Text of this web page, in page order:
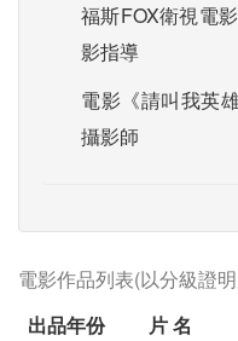
福斯FOX衛視電
影指導
電影《請叫我英
攝影師
電影作品列表(以分級證
出品年份
片 名